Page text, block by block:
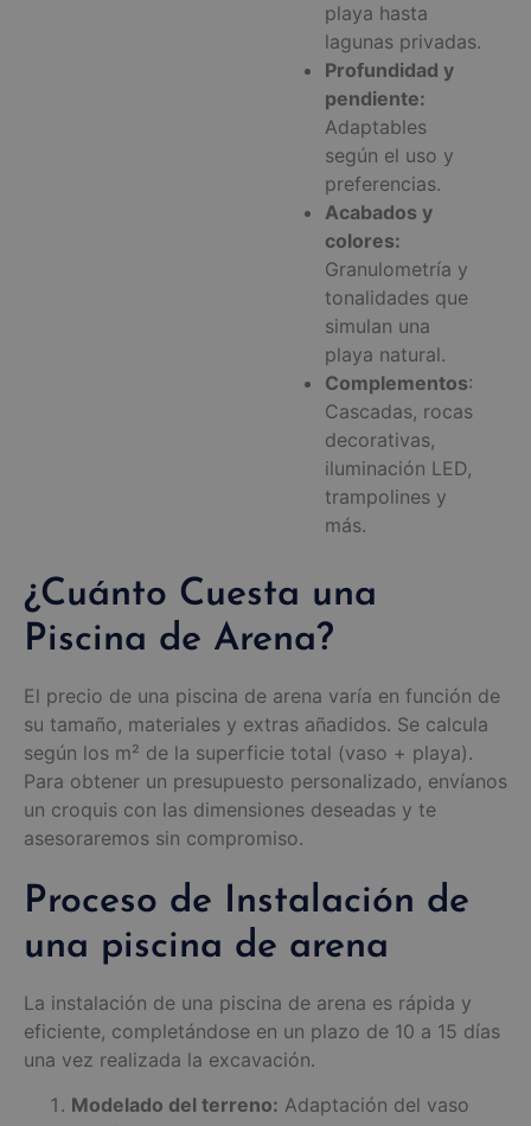
playa hasta
lagunas privadas.
Profundidad y
pendiente:
Adaptables
según el uso y
preferencias.
Acabados y
colores:
Granulometría y
tonalidades que
simulan una
playa natural.
Complementos:
Cascadas, rocas
decorativas,
iluminación LED,
trampolines y
más.
¿Cuánto Cuesta una
Piscina de Arena?
El precio de una piscina de arena varía en función de
su tamaño, materiales y extras añadidos. Se calcula
según los m² de la superficie total (vaso + playa).
Para obtener un presupuesto personalizado, envíanos
un croquis con las dimensiones deseadas y te
asesoraremos sin compromiso.
Proceso de Instalación de
una piscina de arena
La instalación de una piscina de arena es rápida y
eficiente, completándose en un plazo de 10 a 15 días
una vez realizada la excavación.
Modelado del terreno: Adaptación del vaso